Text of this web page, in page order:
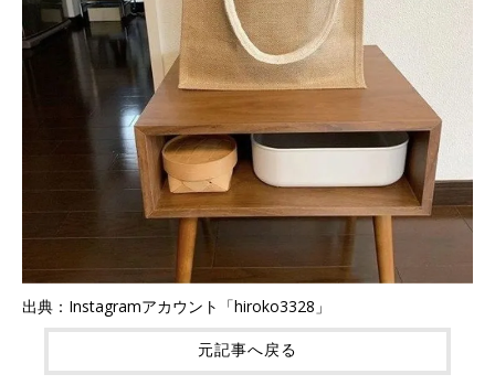
出典：Instagramアカウント「hiroko3328」
元記事へ戻る